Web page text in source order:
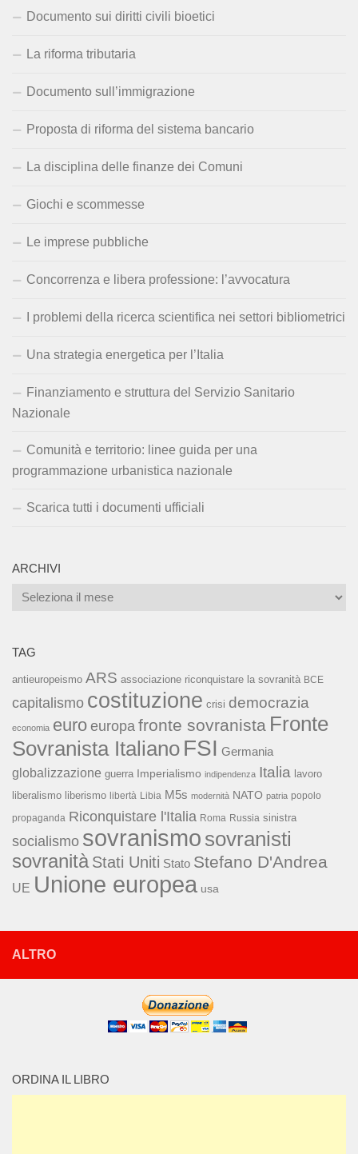
Documento sui diritti civili bioetici
La riforma tributaria
Documento sull’immigrazione
Proposta di riforma del sistema bancario
La disciplina delle finanze dei Comuni
Giochi e scommesse
Le imprese pubbliche
Concorrenza e libera professione: l’avvocatura
I problemi della ricerca scientifica nei settori bibliometrici
Una strategia energetica per l’Italia
Finanziamento e struttura del Servizio Sanitario
Nazionale
Comunità e territorio: linee guida per una
programmazione urbanistica nazionale
Scarica tutti i documenti ufficiali
ARCHIVI
Archivi
TAG
antieuropeismo ARS associazione riconquistare la sovranità BCE
capitalismo costituzione crisi democrazia
economia euro europa fronte sovranista Fronte
Sovranista Italiano FSI Germania
globalizzazione guerra Imperialismo indipendenza Italia lavoro
liberalismo liberismo libertà Libia M5s modernità NATO patria popolo
propaganda Riconquistare l'Italia Roma Russia sinistra
socialismo sovranismo sovranisti
sovranità Stati Uniti Stato Stefano D'Andrea
UE Unione europea usa
ALTRO
ORDINA IL LIBRO